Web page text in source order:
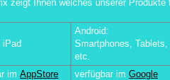
zeigt Ihnen welches unserer
iPad
Android:
Smartphones, Tablets,
etc.
im AppStore
verfügbar im Google